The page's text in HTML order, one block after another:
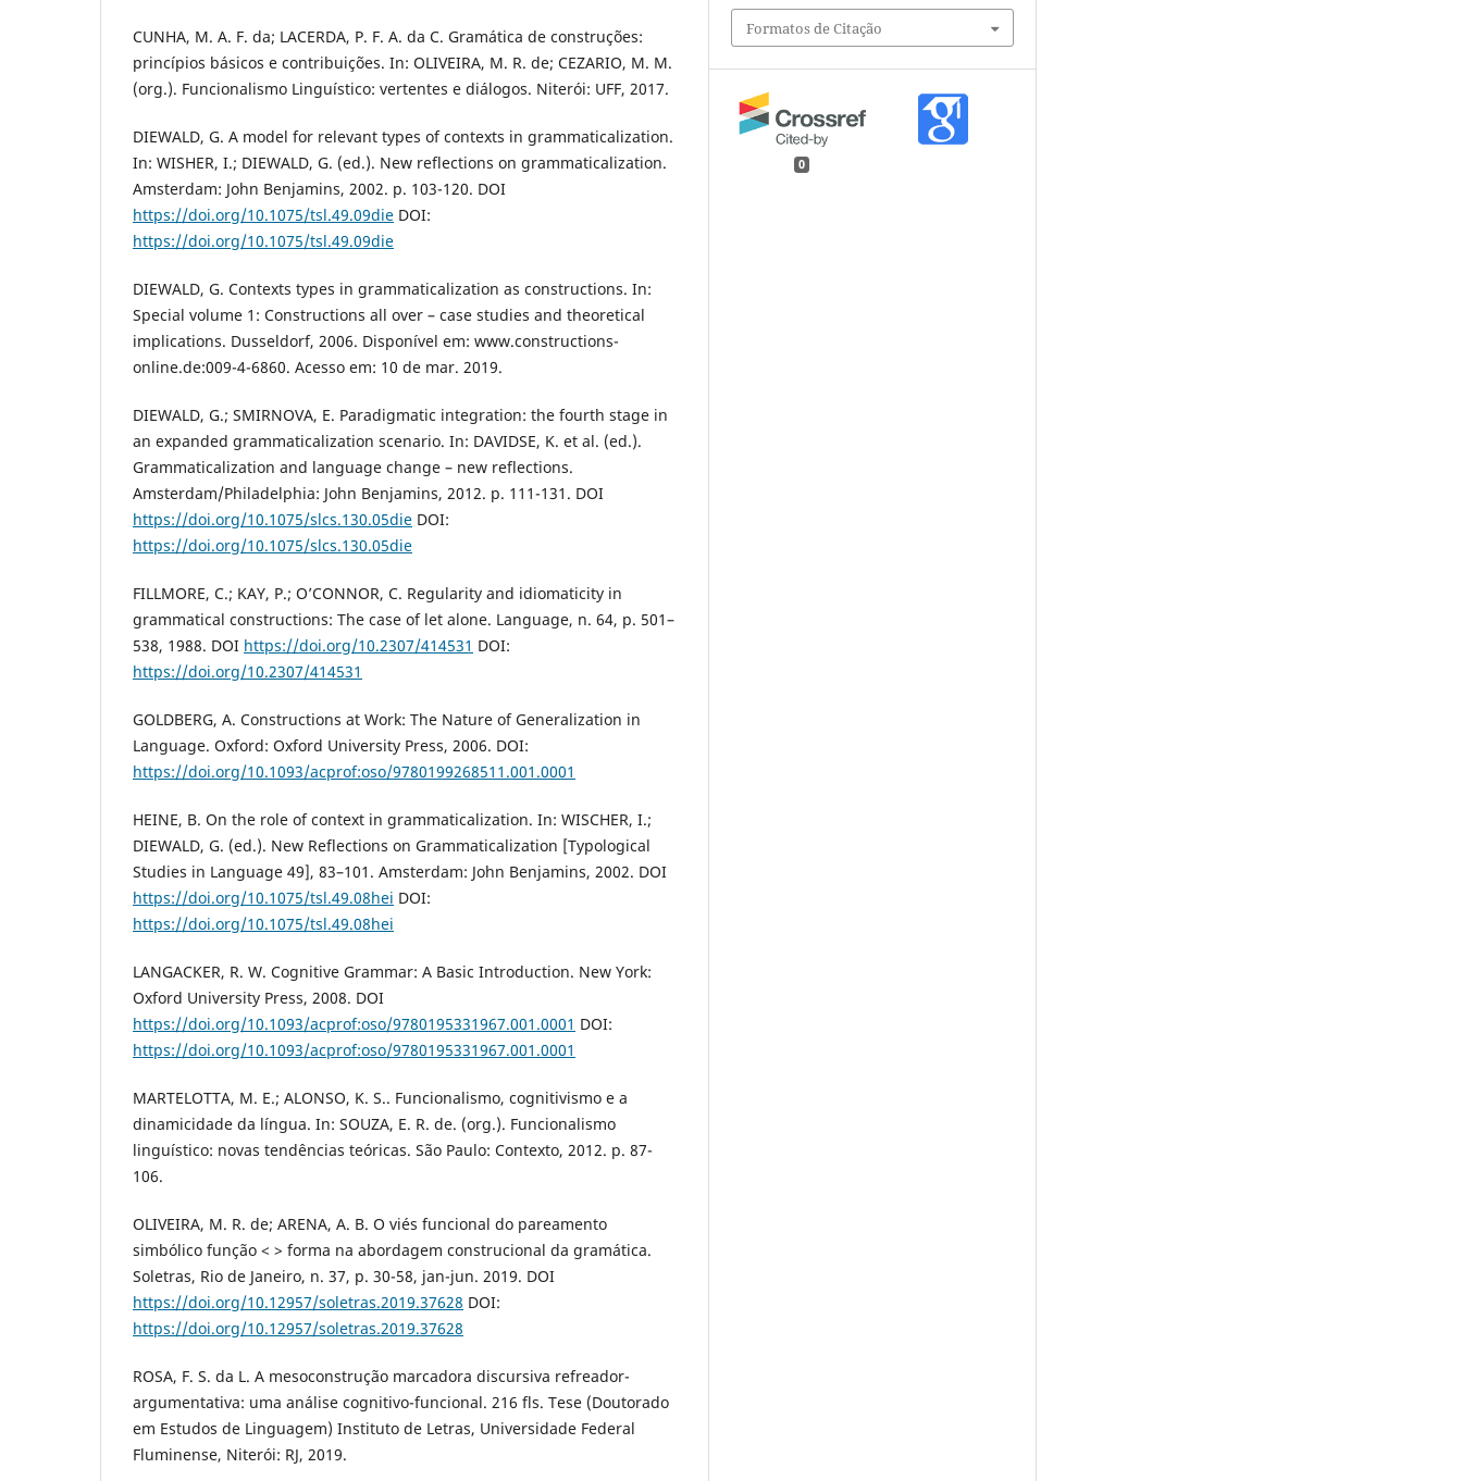
CUNHA, M. A. F. da; LACERDA, P. F. A. da C. Gramática de construções:
princípios básicos e contribuições. In: OLIVEIRA, M. R. de; CEZARIO, M. M.
(org.). Funcionalismo Linguístico: vertentes e diálogos. Niterói: UFF, 2017.
DIEWALD, G. A model for relevant types of contexts in grammaticalization.
In: WISHER, I.; DIEWALD, G. (ed.). New reflections on grammaticalization.
Amsterdam: John Benjamins, 2002. p. 103-120. DOI
https://doi.org/10.1075/tsl.49.09die DOI:
https://doi.org/10.1075/tsl.49.09die
DIEWALD, G. Contexts types in grammaticalization as constructions. In:
Special volume 1: Constructions all over – case studies and theoretical
implications. Dusseldorf, 2006. Disponível em: www.constructions-
online.de:009-4-6860. Acesso em: 10 de mar. 2019.
DIEWALD, G.; SMIRNOVA, E. Paradigmatic integration: the fourth stage in
an expanded grammaticalization scenario. In: DAVIDSE, K. et al. (ed.).
Grammaticalization and language change – new reflections.
Amsterdam/Philadelphia: John Benjamins, 2012. p. 111-131. DOI
https://doi.org/10.1075/slcs.130.05die DOI:
https://doi.org/10.1075/slcs.130.05die
FILLMORE, C.; KAY, P.; O’CONNOR, C. Regularity and idiomaticity in
grammatical constructions: The case of let alone. Language, n. 64, p. 501–
538, 1988. DOI https://doi.org/10.2307/414531 DOI:
https://doi.org/10.2307/414531
GOLDBERG, A. Constructions at Work: The Nature of Generalization in
Language. Oxford: Oxford University Press, 2006. DOI:
https://doi.org/10.1093/acprof:oso/9780199268511.001.0001
HEINE, B. On the role of context in grammaticalization. In: WISCHER, I.;
DIEWALD, G. (ed.). New Reflections on Grammaticalization [Typological
Studies in Language 49], 83–101. Amsterdam: John Benjamins, 2002. DOI
https://doi.org/10.1075/tsl.49.08hei DOI:
https://doi.org/10.1075/tsl.49.08hei
LANGACKER, R. W. Cognitive Grammar: A Basic Introduction. New York:
Oxford University Press, 2008. DOI
https://doi.org/10.1093/acprof:oso/9780195331967.001.0001 DOI:
https://doi.org/10.1093/acprof:oso/9780195331967.001.0001
MARTELOTTA, M. E.; ALONSO, K. S.. Funcionalismo, cognitivismo e a
dinamicidade da língua. In: SOUZA, E. R. de. (org.). Funcionalismo
linguístico: novas tendências teóricas. São Paulo: Contexto, 2012. p. 87-
106.
OLIVEIRA, M. R. de; ARENA, A. B. O viés funcional do pareamento
simbólico função < > forma na abordagem construcional da gramática.
Soletras, Rio de Janeiro, n. 37, p. 30-58, jan-jun. 2019. DOI
https://doi.org/10.12957/soletras.2019.37628 DOI:
https://doi.org/10.12957/soletras.2019.37628
ROSA, F. S. da L. A mesoconstrução marcadora discursiva refreador-
argumentativa: uma análise cognitivo-funcional. 216 fls. Tese (Doutorado
em Estudos de Linguagem) Instituto de Letras, Universidade Federal
Fluminense, Niterói: RJ, 2019.
Formatos de Citação
0